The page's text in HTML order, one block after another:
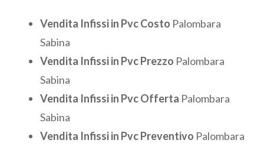
Vendita Infissi in Pvc Costo Palombara
Sabina
Vendita Infissi in Pvc Prezzo Palombara
Sabina
Vendita Infissi in Pvc Offerta Palombara
Sabina
Vendita Infissi in Pvc Preventivo Palombara